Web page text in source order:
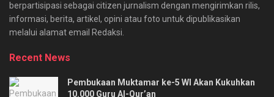
berpartisipasi sebagai citizen jurnalism dengan mengirimkan rilis,
informasi, berita, artikel, opini atau foto untuk dipublikasikan
melalui alamat email Redaksi.
Recent News
Pembukaan Muktamar ke-5 WI Akan Kukuhkan
10.000 Guru Al-Qur’an